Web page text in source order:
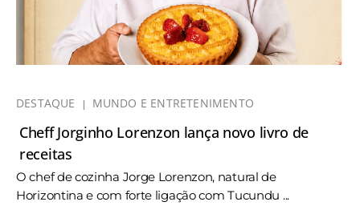
DESTAQUE MUNDO E ENTRETENIMENTO
Cheff Jorginho Lorenzon lança novo livro de
receitas
O chef de cozinha Jorge Lorenzon, natural de
Horizontina e com forte ligação com Tucundu ...